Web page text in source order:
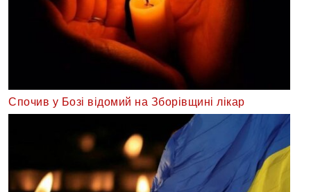
Спочив у Бозі відомий на Зборівщині лікар